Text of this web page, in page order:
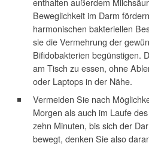
Beweglichkeit im Darm
harmonischen bakteriellen
sie die Vermehrung der
Bifidobakterien begünstigen.
am Tisch zu essen, ohne
oder Laptops in der Nähe.
Vermeiden Sie nach
Morgen als auch im Laufe
zehn Minuten, bis sich der
bewegt, denken Sie also